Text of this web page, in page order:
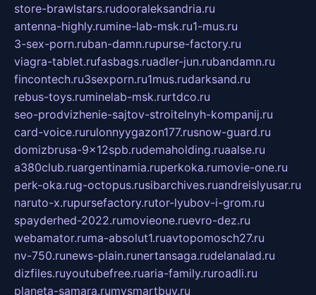
store-brawlstars.rudooraleksandria.ru
antenna-highly.rumine-lab-msk.ru1-mus.ru
3-sex-porn.ruban-damn.rupurse-factory.ru
viagra-tablet.rufasbags.ruadler-jun.rubandamn.ru
fincontech.ru3sexporn.ru1mus.rudarksand.ru
rebus-toys.ruminelab-msk.rurtdco.ru
seo-prodvizhenie-sajtov-stroitelnyh-kompanij.ru
card-voice.rurulonnyygazon177.rusnow-guard.ru
domizbrusa-9x12spb.rudemaholding.ruaalse.ru
a380club.ruargentinamia.ruperkoka.rumovie-one.ru
perk-oka.rug-octopus.rusibarchives.ruandreislyusar.ru
naruto-x.rupursefactory.rutor-lyubov-i-grom.ru
spayderhed-2022.rumovieone.ruevro-dez.ru
webamator.ruma-absolut1.ruavtopomosch27.ru
nv-750.runews-plain.runertansaga.rudelanalad.ru
dizfiles.ruyoutubefree.ruaria-family.ruroadli.ru
planeta-samara.rumysmartbuy.ru